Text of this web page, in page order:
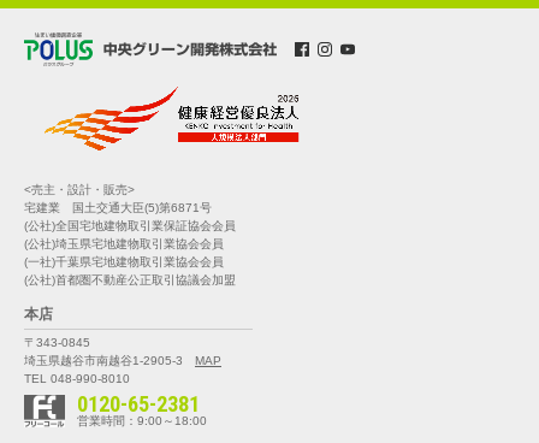
<売主・設計・販売>
宅建業 国土交通大臣(5)第6871号
(公社)全国宅地建物取引業保証協会会員
(公社)埼玉県宅地建物取引業協会会員
(一社)千葉県宅地建物取引業協会会員
(公社)首都圏不動産公正取引協議会加盟
本店
〒343-0845
埼玉県越谷市南越谷1-2905-3
MAP
TEL 048-990-8010
0120-65-2381
営業時間：9:00～18:00